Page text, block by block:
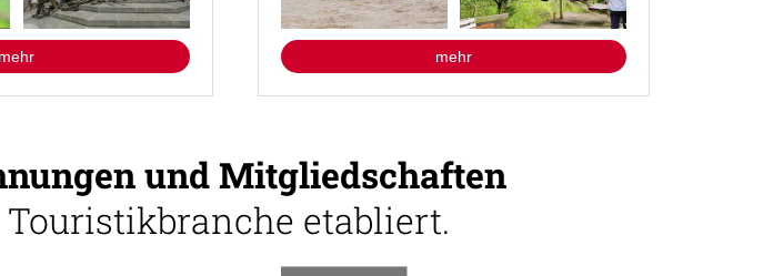
mehr mehr
und Mitgliedschaften
etabliert.